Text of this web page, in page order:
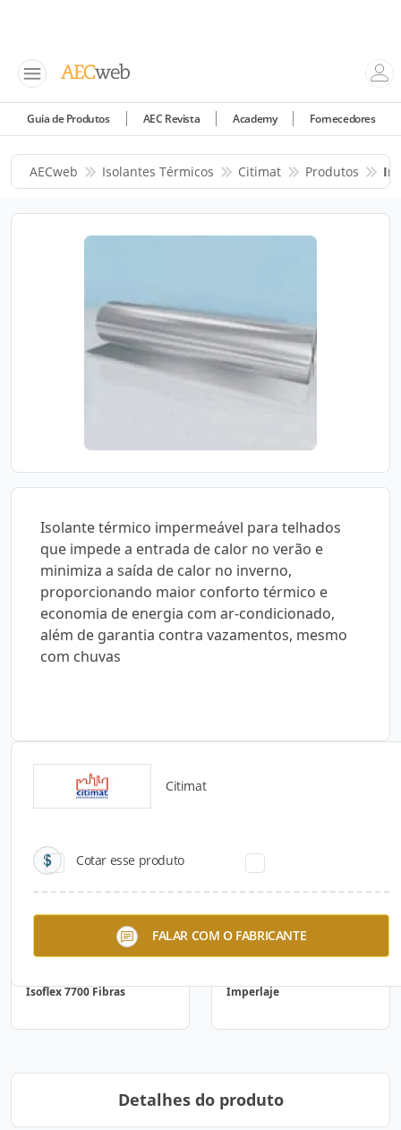
Guia de Produtos AEC Revista Academy Fornecedores
AECweb Isolantes Térmicos Citimat Produtos
Isolante térmico impermeável para telhados
que impede a entrada de calor no verão e
minimiza a saída de calor no inverno,
proporcionando maior conforto térmico e
economia de energia com ar-condicionado,
além de garantia contra vazamentos, mesmo
com chuvas
Citimat
Cotar esse produto
FALAR COM O FABRICANTE
Catálogos para Download
Isoflex 7700 Fibras Imperlaje
Detalhes do produto